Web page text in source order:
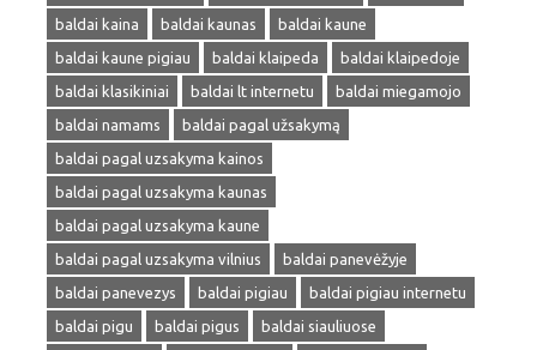
baldai kaina
baldai kaunas
baldai kaune
baldai kaune pigiau
baldai klaipeda
baldai klaipedoje
baldai klasikiniai
baldai lt internetu
baldai miegamojo
baldai namams
baldai pagal užsakymą
baldai pagal uzsakyma kainos
baldai pagal uzsakyma kaunas
baldai pagal uzsakyma kaune
baldai pagal uzsakyma vilnius
baldai panevėžyje
baldai panevezys
baldai pigiau
baldai pigiau internetu
baldai pigu
baldai pigus
baldai siauliuose